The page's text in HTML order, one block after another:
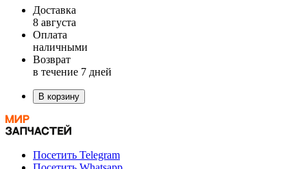
Доставка
8 августа
Оплата
наличными
Возврат
в течение 7 дней
В корзину
Посетить Telegram